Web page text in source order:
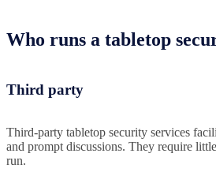
Who runs a tabletop
Third party
Third-party tabletop security services
and prompt discussions. They require
run.